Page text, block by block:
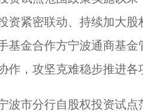
资紧密联动、持续加大
基金合作方宁波通商基
作，攻坚克难稳步推进
市分行自股权投资试点